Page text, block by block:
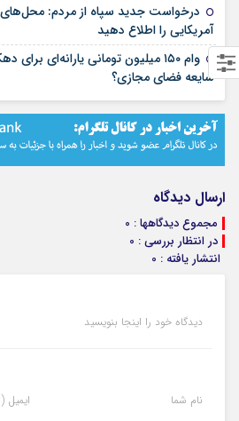
درخواست جدید سپاه از مردم: محل‌های
آمریکایی را اطلاع دهید
شایعه فضای مجازی؟
ارسال دیدگاه
مجموع دیدگاهها : 0
در انتظار بررسی : 0
انتشار یافته : 0
دیدگاه خود را اینجا بنویسید
نام شما ایمیل